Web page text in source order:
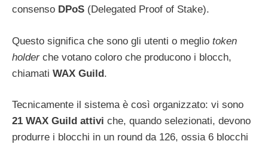
consenso DPoS (Delegated Proof of Stake).
Questo significa che sono gli utenti o meglio token
holderche votano coloro che producono i blocch,
chiamati WAX Guild.
Tecnicamente il sistema è così organizzato: vi sono
21 WAX Guild attivi che, quando selezionati, devono
produrre i blocchi in un round da 126, ossia 6 blocchi